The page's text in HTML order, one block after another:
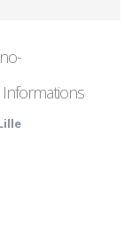
Informations